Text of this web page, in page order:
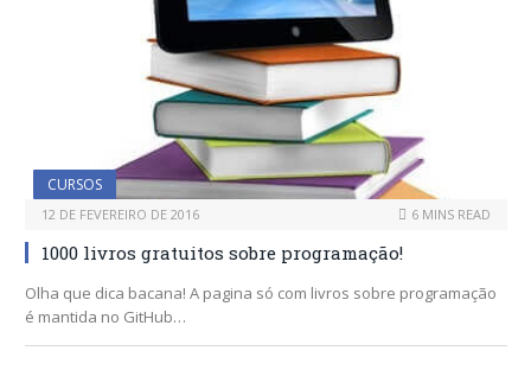
CURSOS
12 DE FEVEREIRO DE 2016 6 MINS READ
1000 livros gratuitos sobre programação!
Olha que dica bacana! A pagina só com livros sobre programação
é mantida no GitHub…